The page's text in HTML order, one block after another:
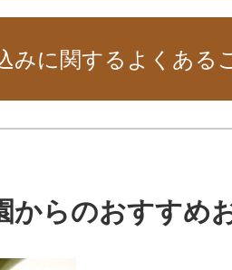
みに関するよくある
からのおすすめ